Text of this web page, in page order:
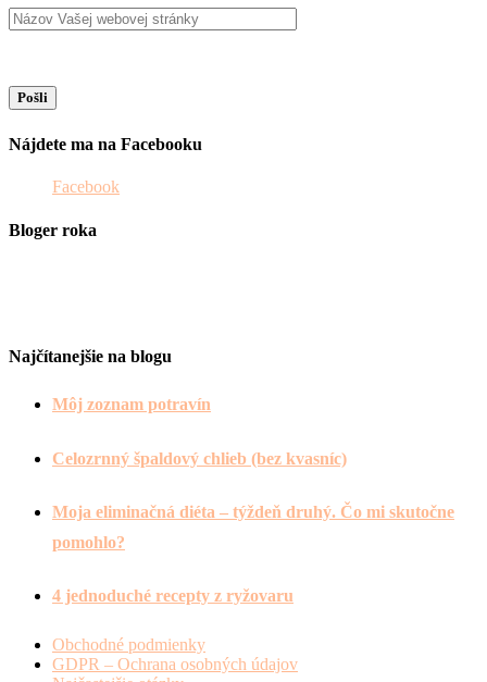
Nájdete ma na Facebooku
Facebook
Bloger roka
Najčítanejšie na blogu
Môj zoznam potravín
Celozrnný špaldový chlieb (bez kvasníc)
Moja eliminačná diéta – týždeň druhý. Čo mi skutočne
pomohlo?
4 jednoduché recepty z ryžovaru
Obchodné podmienky
GDPR – Ochrana osobných údajov